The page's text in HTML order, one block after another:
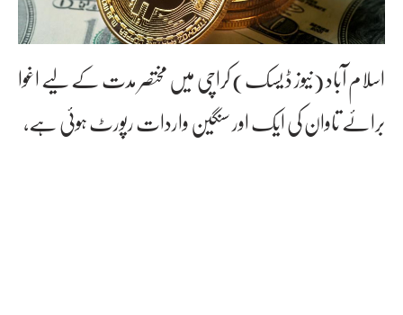
اسلام آباد (نیوز ڈ یسک) کراچی میں مختصر مدت کے لیے اغوا
برائے تاوان کی ایک اور سنگین واردات رپورٹ ہوئی ہے،